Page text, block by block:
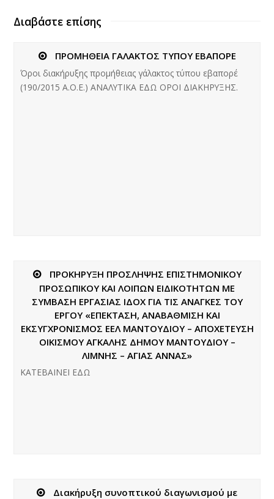
Διαβάστε επίσης
ΠΡΟΜΗΘΕΙΑ ΓΑΛΑΚΤΟΣ ΤΥΠΟΥ ΕΒΑΠΟΡΕ
Όροι διακήρυξης προμήθειας γάλακτος τύπου εβαπορέ
(190/2015 Α.Ο.Ε.) ANAΛΥΤΙΚΑ ΕΔΩ ΟΡΟΙ ΔΙΑΚΗΡΥΞΗΣ.
ΠΡΟΚΗΡΥΞΗ ΠΡΟΣΛΗΨΗΣ ΕΠΙΣΤΗΜΟΝΙΚΟΥ
ΠΡΟΣΩΠΙΚΟΥ ΚΑΙ ΛΟΙΠΩΝ EΙΔΙΚΟΤΗΤΩΝ ΜΕ
ΣΥΜΒΑΣΗ ΕΡΓΑΣΙΑΣ ΙΔΟΧ ΓΙΑ ΤΙΣ ΑΝΑΓΚΕΣ ΤΟΥ
ΕΡΓΟΥ «ΕΠΕΚΤΑΣΗ, ΑΝΑΒΑΘΜΙΣΗ ΚΑΙ
ΕΚΣΥΓΧΡΟΝΙΣΜΟΣ ΕΕΛ ΜΑΝΤΟΥΔΙΟΥ – ΑΠΟΧΕΤΕΥΣΗ
ΟΙΚΙΣΜΟΥ ΑΓΚΑΛΗΣ ΔΗΜΟΥ ΜΑΝΤΟΥΔΙΟΥ –
ΛΙΜΝΗΣ – ΑΓΙΑΣ ΑΝΝΑΣ»
ΚΑΤΕΒΑΙΝΕΙ ΕΔΩ
Διακήρυξη συνοπτικού διαγωνισμού με